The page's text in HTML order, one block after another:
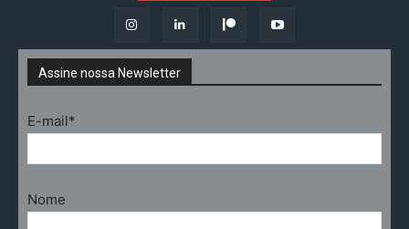
Assine nossa Newsletter
E-mail*
Nome